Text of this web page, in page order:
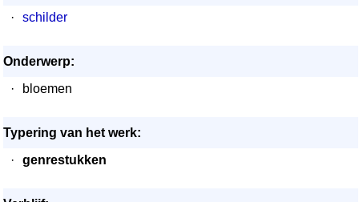
·
schilder
Onderwerp:
·
bloemen
Typering van het werk:
·
genrestukken